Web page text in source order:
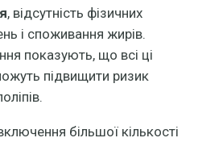
, відсутність фізичних
і споживання жирів.
показують, що всі ці
підвищити ризик
більшої кількості